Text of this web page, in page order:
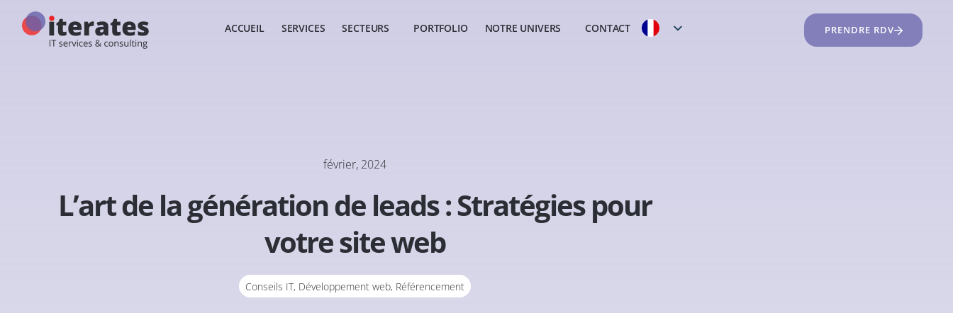
ACCUEIL SERVICES SECTEURS PORTFOLIO NOTRE UNIVERS CONTACT PRENDRE RDV
février, 2024
L’art de la génération de leads : Stratégies pour
votre site web
Conseils IT, Développement web, Référencement